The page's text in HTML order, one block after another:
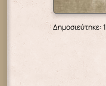
Δημοσιεύτηκε: